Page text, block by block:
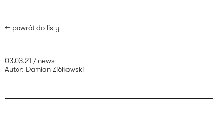
← powrót do listy
03.03.21 / news
Autor: Damian Ziółkowski